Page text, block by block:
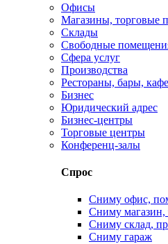
Офисы
Магазины, торговые
Склады
Свободные
Сфера услуг
Производства
Рестораны, бары, кафе
Бизнес
Юридический адрес
Бизнес-центры
Торговые центры
Конференц-залы
Спрос
Сниму офис,
Сниму магазин,
Сниму склад,
Сниму гараж